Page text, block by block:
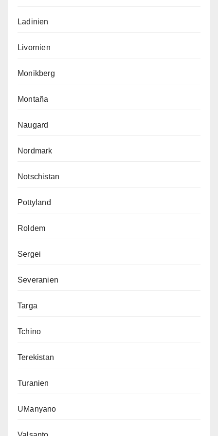
Ladinien
Livornien
Monikberg
Montaña
Naugard
Nordmark
Notschistan
Pottyland
Roldem
Sergei
Severanien
Targa
Tchino
Terekistan
Turanien
UManyano